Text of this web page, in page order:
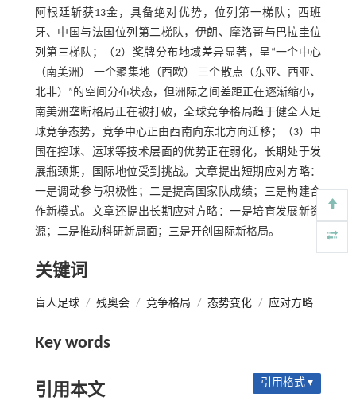
阿根廷斩获13金，具备绝对优势，位列第一梯队；西班
牙、中国与法国位列第二梯队，伊朗、摩洛哥与巴拉圭位
列第三梯队；（2）奖牌分布地域差异显著，呈“一个中心
（南美洲）-一个聚集地（西欧）-三个散点（东亚、西亚、
北非）”的空间分布状态，但洲际之间差距正在逐渐缩小，
南美洲垄断格局正在被打破，全球竞争格局趋于健全人足
球竞争态势，竞争中心正由西南向东北方向迁移；（3）中
国在控球、运球等技术层面的优势正在弱化，长期处于发
展瓶颈期，国际地位受到挑战。文章提出短期应对方略：
一是调动参与积极性；二是提高国家队成绩；三是构建合
作新模式。文章还提出长期应对方略：一是培育发展新资
源；二是推动科研新局面；三是开创国际新格局。
关键词
盲人足球 / 残奥会 / 竞争格局 / 态势变化 / 应对方略
Key words
引用本文 引用格式 ▾